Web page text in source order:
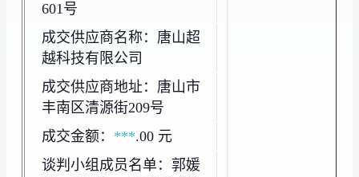
601号
成交供应商名称：唐山超
越科技有限公司
成交供应商地址：唐山市
丰南区清源街209号
成交金额： ***.00 元
谈判小组成员名单：郭媛